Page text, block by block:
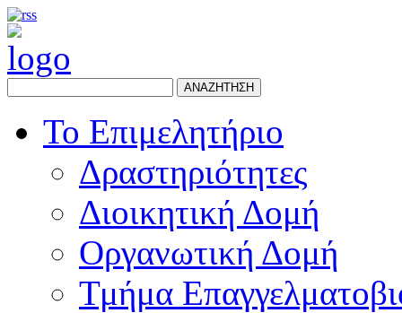
ΑΝΑΖΗΤΗΣΗ
Το Επιμελητήριο
Δραστηριότητες
Διοικητική Δομή
Οργανωτική Δομή
Τμήμα